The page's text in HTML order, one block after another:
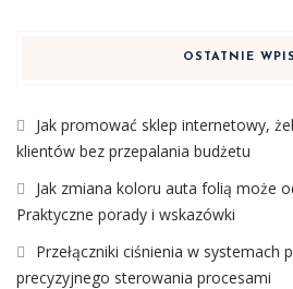
OSTATNIE
Jak promować sklep internetowy,
klientów bez przepalania budżetu
Jak zmiana koloru auta folią może
Praktyczne porady i wskazówki
Przełączniki ciśnienia w systemach
precyzyjnego sterowania procesami